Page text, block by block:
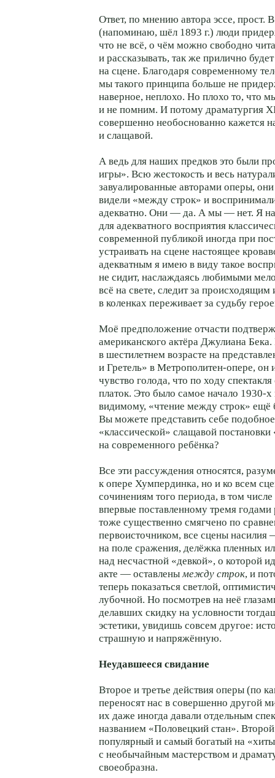
Ответ, по мнению автора эссе, прост.
(напоминаю, шёл 1893 г.) люди
что не всё, о чём можно свободно
и рассказывать, так же прилично
на сцене. Благодаря современному
мы такого принципа больше не
наверное, неплохо. Но плохо то, что
и не помним. И потому драматургия
совершенно необоснованно кажется
и слащавой.
А ведь для наших предков это были
игры». Всю жестокость и весь
завуалированные авторами оперы,
видели «между строк» и
адекватно. Они — да. А мы — нет. Я
для адекватного восприятия
современной публикой иногда при
устраивать на сцене настоящее
адекватным я имею в виду такое
не сидит, наслаждаясь любимыми
всё на свете, следит за
в коленках переживает за судьбу
Моё предположение отчасти
американского актёра Джулиана
в шестилетнем возрасте на
и Гретель» в Метрополитен-опере, он
чувство голода, что по ходу
платок. Это было самое начало 1930-х
видимому, «чтение между строк»
Вы можете представить себе
«классической» слащавой постановки
на современного ребёнка?
Все эти рассуждения относятся,
к опере Хумпердинка, но и ко всем
сочинениям того периода, в том
впервые поставленному тремя годами
тоже существенно смягчено по
первоисточником, все сцены насилия
на поле сражения, делёжка пленных
над несчастной «девкой», о которой
акте — оставлены между строк, и
теперь показаться светлой,
лубочной. Но посмотрев на неё
делавших скидку на условности
эстетики, увидишь совсем другое:
страшную и напряжённую.
Неудавшееся свидание
Второе и третье действия оперы (по
переносят нас в совершенно другой
их даже иногда давали отдельным
названием «Половецкий стан».
популярный и самый богатый на
с необычайным мастерством и
своеобразна.